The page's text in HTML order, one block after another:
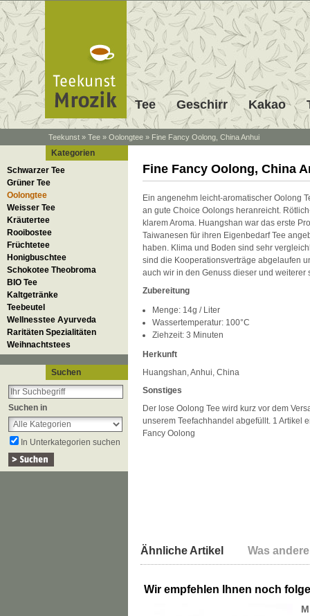
Tee Geschirr Kakao
Teekunst » Tee » Oolongtee » Fine Fancy Oolong, China Anhui
Kategorien
Schwarzer Tee
Grüner Tee
Oolongtee
Weisser Tee
Kräutertee
Rooibostee
Früchtetee
Honigbuschtee
Schokotee Theobroma
BIO Tee
Kaltgetränke
Teebeutel
Wellnesstee Ayurveda
Raritäten Spezialitäten
Weihnachtstees
Suchen
Suchen in
In Unterkategorien suchen
Fine Fancy Oolong, China
Ein angenehm leicht-aromatischer Oolong
an gute Choice Oolongs heranreicht.
klarem Aroma. Huangshan war das erste
Taiwanesen für ihren Eigenbedarf Tee
haben. Klima und Boden sind sehr
sind die Kooperationsverträge abgelaufen
auch wir in den Genuss dieser und weiterer
Zubereitung
Menge: 14g / Liter
Wassertemperatur: 100°C
Ziehzeit: 3 Minuten
Herkunft
Huangshan, Anhui, China
Sonstiges
Der lose Oolong Tee wird kurz vor dem
unserem Teefachhandel abgefüllt. 1 Artikel
Fancy Oolong
Ähnliche Artikel Was
Wir empfehlen Ihnen noch